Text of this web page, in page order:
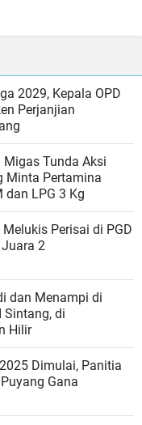
2029, Kepala OPD
Perjanjian
Tunda Aksi
Minta Pertamina
dan LPG 3 Kg
Perisai di PGD
2
dan Menampi di
Sintang, di
Hilir
Dimulai, Panitia
Gana